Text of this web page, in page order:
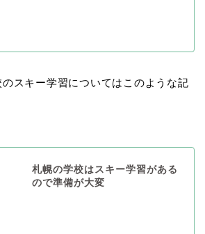
スキー学習についてはこのような記
札幌の学校はスキー学習がある
ので準備が大変